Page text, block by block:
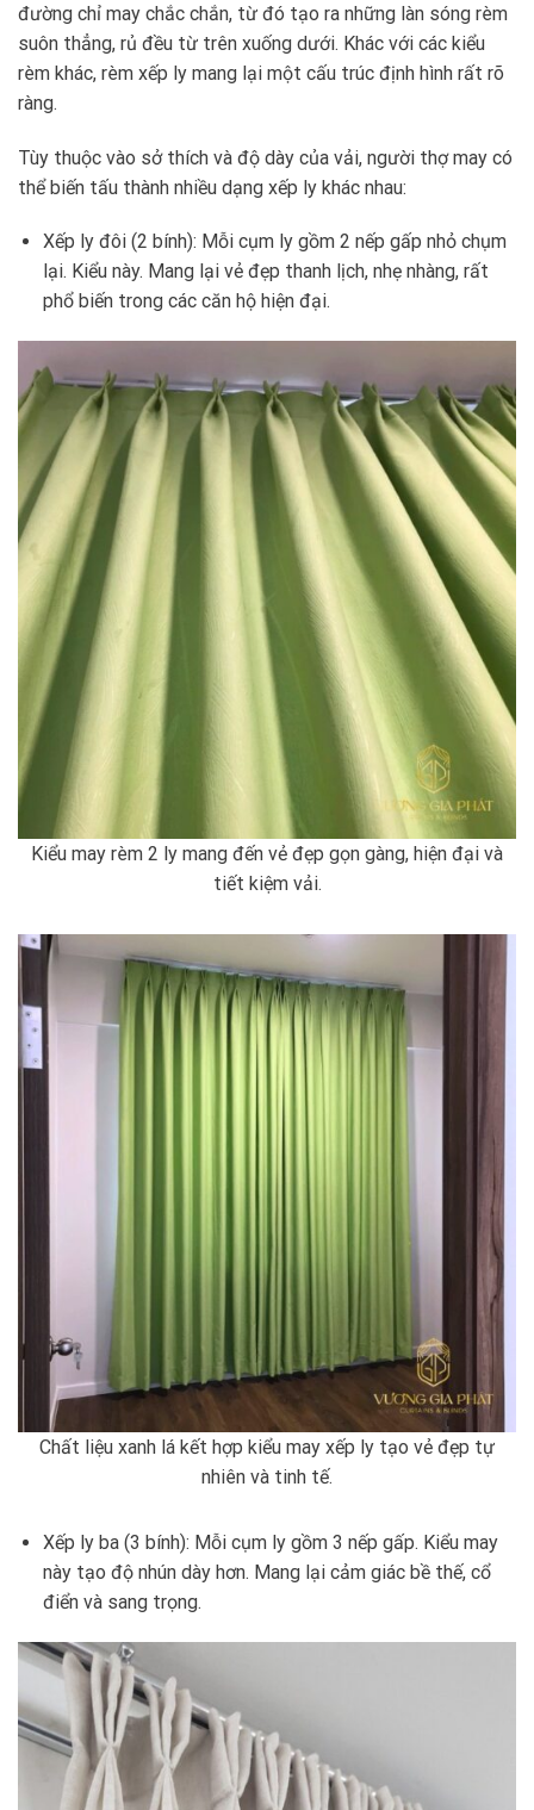
đường chỉ may chắc chắn, từ đó tạo ra những làn sóng rèm
suôn thẳng, rủ đều từ trên xuống dưới. Khác với các kiểu
rèm khác, rèm xếp ly mang lại một cấu trúc định hình rất rõ
ràng.
Tùy thuộc vào sở thích và độ dày của vải, người thợ may có
thể biến tấu thành nhiều dạng xếp ly khác nhau:
Xếp ly đôi (2 bính): Mỗi cụm ly gồm 2 nếp gấp nhỏ chụm
lại. Kiểu này. Mang lại vẻ đẹp thanh lịch, nhẹ nhàng, rất
phổ biến trong các căn hộ hiện đại.
Kiểu may rèm 2 ly mang đến vẻ đẹp gọn gàng, hiện đại và
tiết kiệm vải.
Chất liệu xanh lá kết hợp kiểu may xếp ly tạo vẻ đẹp tự
nhiên và tinh tế.
Xếp ly ba (3 bính): Mỗi cụm ly gồm 3 nếp gấp. Kiểu may
này tạo độ nhún dày hơn. Mang lại cảm giác bề thế, cổ
điển và sang trọng.